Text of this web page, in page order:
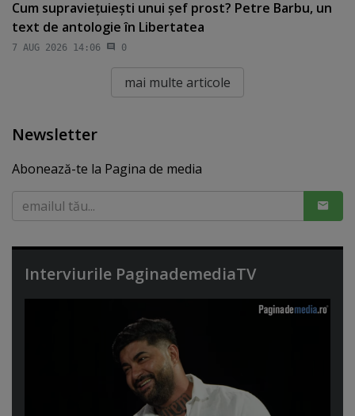
Cum supravieţuieşti unui şef prost? Petre Barbu, un
text de antologie în Libertatea
7 AUG 2026 14:06 0
mai multe articole
Newsletter
Abonează-te la Pagina de media
Interviurile PaginademediaTV